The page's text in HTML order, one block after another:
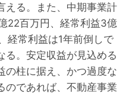
える。また、中期事業計
22百万円、経常利益3億
経常利益は1年前倒しで
る。安定収益が見込める
の柱に据え、かつ過度な
のであれば、不動産事業